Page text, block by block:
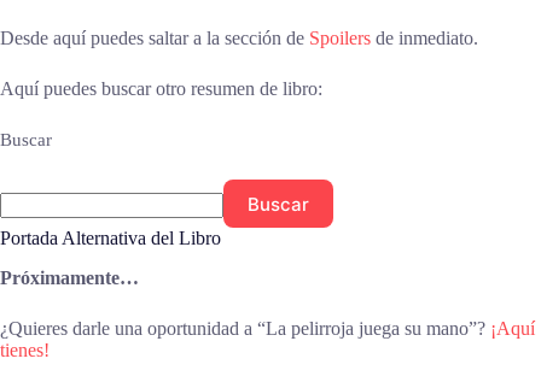
Desde aquí puedes saltar a la sección de Spoilers de inmediato.
Aquí puedes buscar otro resumen de libro:
Buscar
Buscar
Portada Alternativa del Libro
Próximamente…
¿Quieres darle una oportunidad a “La pelirroja juega su mano”? ¡Aquí
tienes!